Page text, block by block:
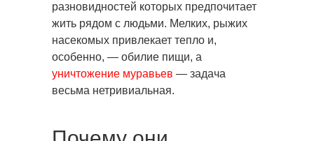
разновидностей которых предпочитает
жить рядом с людьми. Мелких, рыжих
насекомых привлекает тепло и,
особенно, — обилие пищи, а
уничтожение муравьев — задача
весьма нетривиальная.